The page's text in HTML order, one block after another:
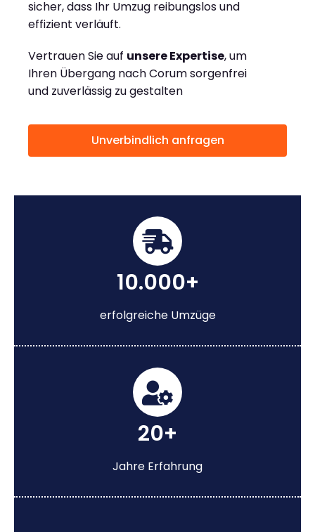
sicher, dass Ihr Umzug reibungslos und
effizient verläuft.
Vertrauen Sie auf unsere Expertise, um
Ihren Übergang nach Corum sorgenfrei
und zuverlässig zu gestalten
Unverbindlich anfragen
10.000+
erfolgreiche Umzüge
20+
Jahre Erfahrung